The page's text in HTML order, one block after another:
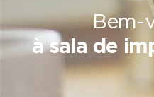
Bem-
à sala de